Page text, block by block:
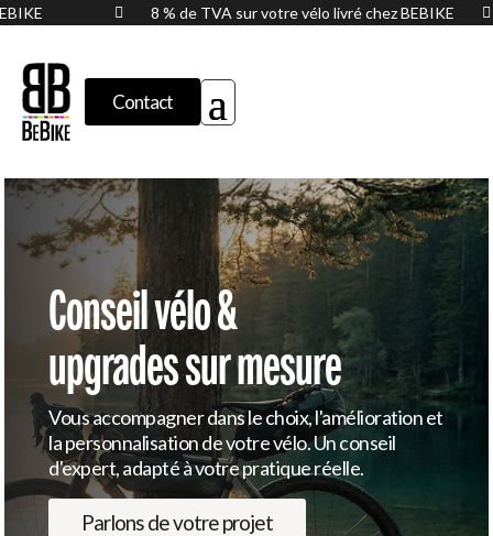
8 % de TVA sur votre vélo livré chez BEBIKE
Contact
Conseil vélo &
upgrades sur mesure
Vous accompagner dans le choix, l'amélioration et
la personnalisation de votre vélo. Un conseil
d'expert, adapté à votre pratique réelle.
Parlons de votre projet